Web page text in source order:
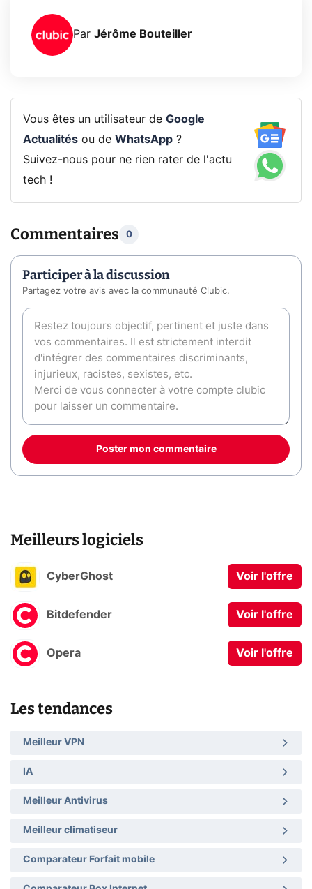
Par Jérôme Bouteiller
Vous êtes un utilisateur de Google
Actualitésou de WhatsApp?
Suivez-nous pour ne rien rater de l'actu
tech !
Commentaires 0
Participer à la discussion
Partagez votre avis avec la communauté Clubic.
Poster mon commentaire
Meilleurs logiciels
CyberGhost Voir l'offre
Bitdefender Voir l'offre
Opera Voir l'offre
Les tendances
Meilleur VPN
IA
Meilleur Antivirus
Meilleur climatiseur
Comparateur Forfait mobile